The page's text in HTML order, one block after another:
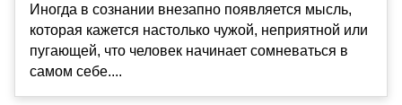
Иногда в сознании внезапно появляется мысль,
которая кажется настолько чужой, неприятной или
пугающей, что человек начинает сомневаться в
самом себе....